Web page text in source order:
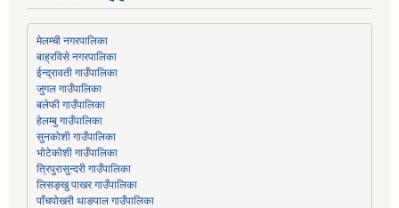
मेलम्ची नगरपालिका
बाह्रविसे नगरपालिका
ईन्द्रावती गाउँपालिका
जुगल गाउँपालिका
बलेफी गाउँपालिका
हेलम्बु गाउँपालिका
सुनकोशी गाउँपालिका
भोटेकोशी गाउँपालिका
त्रिपुरासुन्दरी गाउँपालिका
लिसङ्खु पाखर गाउँपालिका
पाँचपोखरी थाङपाल गाउँपालिका